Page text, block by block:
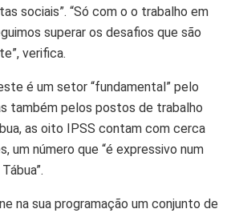
sociais”. “Só com o o trabalho em
superar os desafios que são
verifica.
é um setor “fundamental” pelo
também pelos postos de trabalho
as oito IPSS contam com cerca
um número que “é expressivo num
na sua programação um conjunto de